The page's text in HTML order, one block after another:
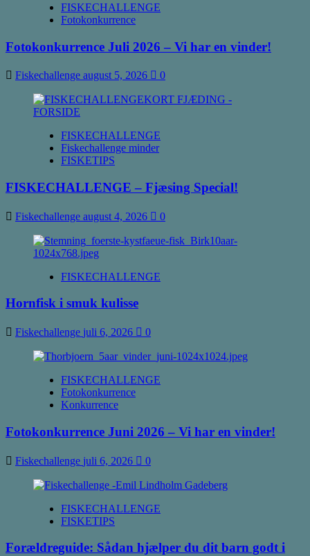
FISKECHALLENGE
Fotokonkurrence
Fotokonkurrence Juli 2026 – Vi har en vinder!
Fiskechallenge august 5, 2026 0
FISKECHALLENGE
Fiskechallenge minder
FISKETIPS
FISKECHALLENGE – Fjæsing Special!
Fiskechallenge august 4, 2026 0
FISKECHALLENGE
Hornfisk i smuk kulisse
Fiskechallenge juli 6, 2026 0
FISKECHALLENGE
Fotokonkurrence
Konkurrence
Fotokonkurrence Juni 2026 – Vi har en vinder!
Fiskechallenge juli 6, 2026 0
FISKECHALLENGE
FISKETIPS
Forældreguide: Sådan hjælper du dit barn godt i